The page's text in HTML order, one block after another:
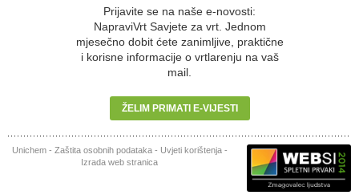
Prijavite se na naše e-novosti:
NapraviVrt Savjete za vrt. Jednom
mjesečno dobit ćete zanimljive, praktične
i korisne informacije o vrtlarenju na vaš
mail.
ŽELIM PRIMATI E-VIJESTI
Unichem- Zaštita osobnih podataka- Uvjeti korištenja-
Izrada web stranica